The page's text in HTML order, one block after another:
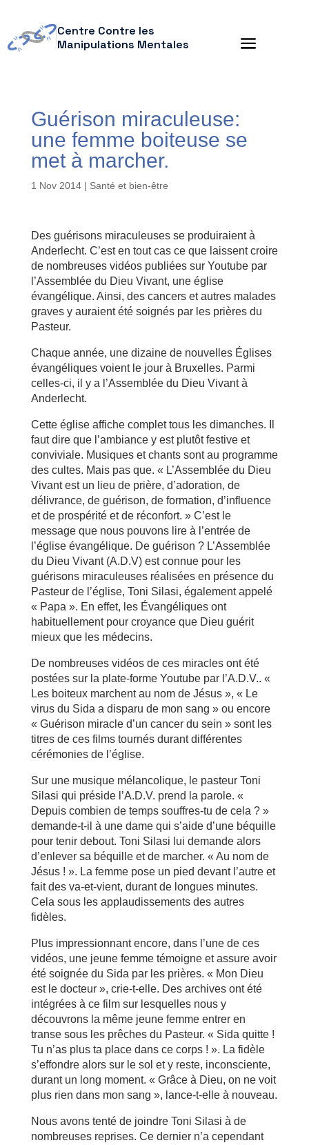
Centre Contre les
Manipulations Mentales
Guérison miraculeuse:
une femme boiteuse se
met à marcher.
1 Nov 2014| Santé et bien-être
Des guérisons miraculeuses se produiraient à
Anderlecht. C’est en tout cas ce que laissent croire
de nombreuses vidéos publiées sur Youtube par
l’Assemblée du Dieu Vivant, une église
évangélique. Ainsi, des cancers et autres malades
graves y auraient été soignés par les prières du
Pasteur.
Chaque année, une dizaine de nouvelles Églises
évangéliques voient le jour à Bruxelles. Parmi
celles-ci, il y a l’Assemblée du Dieu Vivant à
Anderlecht.
Cette église affiche complet tous les dimanches. Il
faut dire que l’ambiance y est plutôt festive et
conviviale. Musiques et chants sont au programme
des cultes. Mais pas que. « L’Assemblée du Dieu
Vivant est un lieu de prière, d’adoration, de
délivrance, de guérison, de formation, d’influence
et de prospérité et de réconfort. » C’est le
message que nous pouvons lire à l’entrée de
l’église évangélique. De guérison ? L’Assemblée
du Dieu Vivant (A.D.V) est connue pour les
guérisons miraculeuses réalisées en présence du
Pasteur de l’église, Toni Silasi, également appelé
« Papa ». En effet, les Évangéliques ont
habituellement pour croyance que Dieu guérit
mieux que les médecins.
De nombreuses vidéos de ces miracles ont été
postées sur la plate-forme Youtube par l’A.D.V.. «
Les boiteux marchent au nom de Jésus », « Le
virus du Sida a disparu de mon sang » ou encore
« Guérison miracle d’un cancer du sein » sont les
titres de ces films tournés durant différentes
cérémonies de l’église.
Sur une musique mélancolique, le pasteur Toni
Silasi qui préside l’A.D.V. prend la parole. «
Depuis combien de temps souffres-tu de cela ? »
demande-t-il à une dame qui s’aide d’une béquille
pour tenir debout. Toni Silasi lui demande alors
d’enlever sa béquille et de marcher. « Au nom de
Jésus ! ». La femme pose un pied devant l’autre et
fait des va-et-vient, durant de longues minutes.
Cela sous les applaudissements des autres
fidèles.
Plus impressionnant encore, dans l’une de ces
vidéos, une jeune femme témoigne et assure avoir
été soignée du Sida par les prières. « Mon Dieu
est le docteur », crie-t-elle. Des archives ont été
intégrées à ce film sur lesquelles nous y
découvrons la même jeune femme entrer en
transe sous les prêches du Pasteur. « Sida quitte !
Tu n’as plus ta place dans ce corps ! ». La fidèle
s’effondre alors sur le sol et y reste, inconsciente,
durant un long moment. « Grâce à Dieu, on ne voit
plus rien dans mon sang », lance-t-elle à nouveau.
Nous avons tenté de joindre Toni Silasi à de
nombreuses reprises. Ce dernier n’a cependant